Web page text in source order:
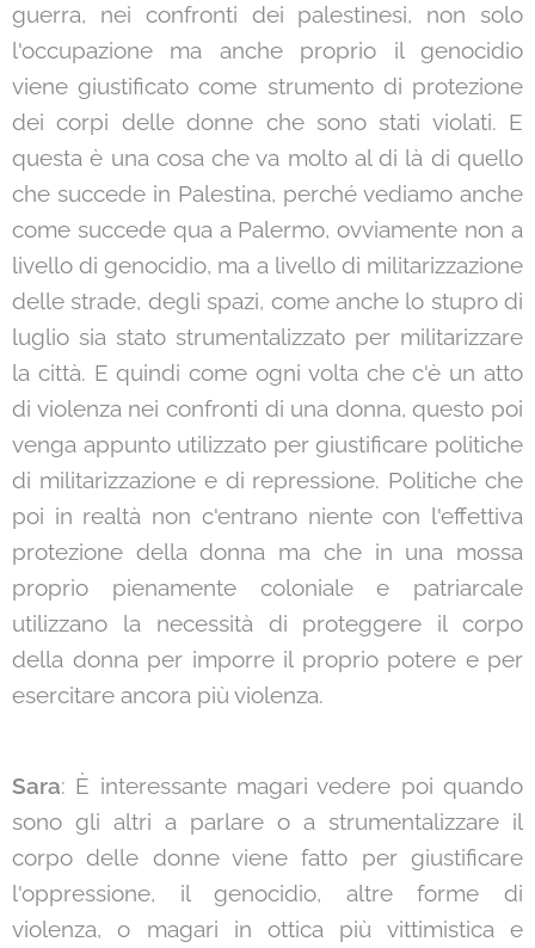
guerra, nei confronti dei palestinesi, non solo
l'occupazione ma anche proprio il genocidio
viene giustificato come strumento di protezione
dei corpi delle donne che sono stati violati. E
questa è una cosa che va molto al di là di quello
che succede in Palestina, perché vediamo anche
come succede qua a Palermo, ovviamente non a
livello di genocidio, ma a livello di militarizzazione
delle strade, degli spazi, come anche lo stupro di
luglio sia stato strumentalizzato per militarizzare
la città. E quindi come ogni volta che c'è un atto
di violenza nei confronti di una donna, questo poi
venga appunto utilizzato per giustificare politiche
di militarizzazione e di repressione. Politiche che
poi in realtà non c'entrano niente con l'effettiva
protezione della donna ma che in una mossa
proprio pienamente coloniale e patriarcale
utilizzano la necessità di proteggere il corpo
della donna per imporre il proprio potere e per
esercitare ancora più violenza.
Sara: È interessante magari vedere poi quando
sono gli altri a parlare o a strumentalizzare il
corpo delle donne viene fatto per giustificare
l'oppressione, il genocidio, altre forme di
violenza, o magari in ottica più vittimistica e